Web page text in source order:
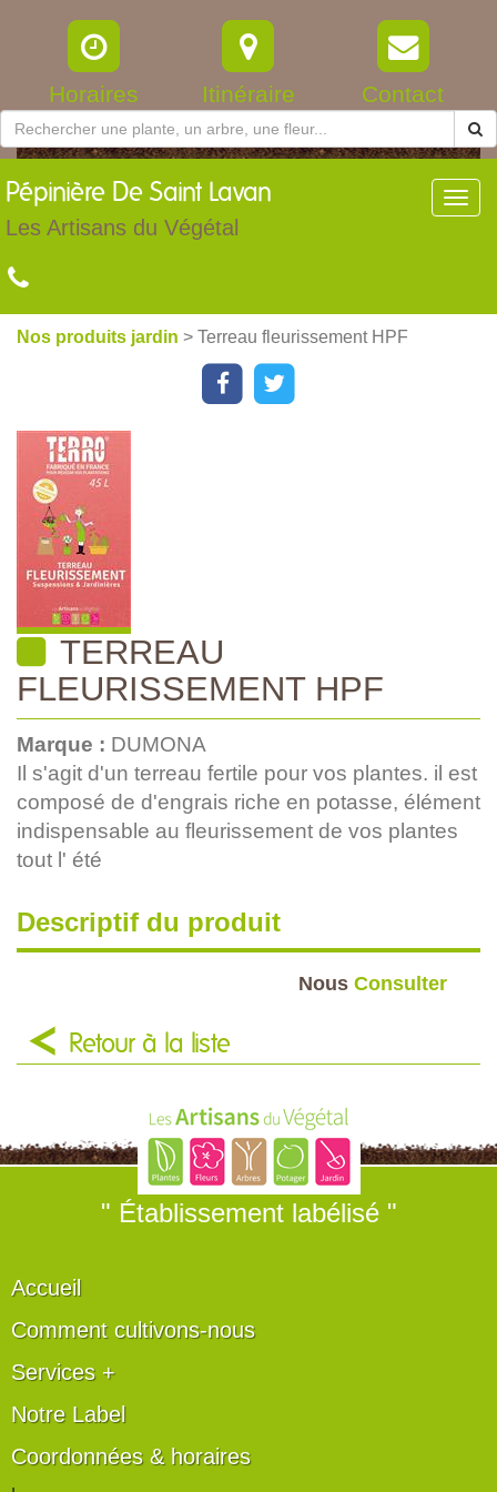
Horaires Itinéraire Contact
Pépinière De Saint Lavan
Les Artisans du Végétal
Nos produits jardin > Terreau fleurissement HPF
TERREAU
FLEURISSEMENT HPF
Marque : DUMONA
Il s'agit d'un terreau fertile pour vos plantes. il est
composé de d'engrais riche en potasse, élément
indispensable au fleurissement de vos plantes
tout l' été
Descriptif du produit
Nous Consulter
Retour à la liste
" Établissement labélisé "
Accueil
Comment cultivons-nous
Services +
Notre Label
Coordonnées & horaires